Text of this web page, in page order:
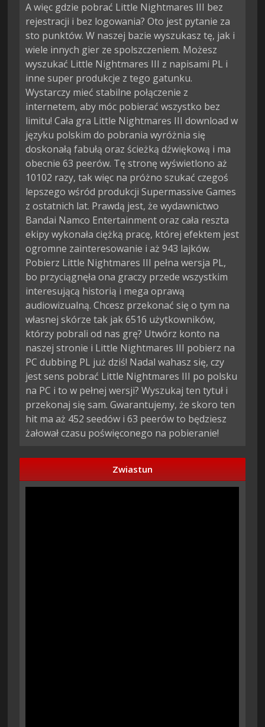
A więc gdzie pobrać Little Nightmares III bez
rejestracji i bez logowania? Oto jest pytanie za
sto punktów. W naszej bazie wyszukasz tę, jak i
wiele innych gier ze spolszczeniem. Możesz
wyszukać Little Nightmares III z napisami PL i
inne super produkcje z tego gatunku.
Wystarczy mieć stabilne połączenie z
internetem, aby móc pobierać wszystko bez
limitu! Cała gra Little Nightmares III download w
języku polskim do pobrania wyróżnia się
doskonałą fabułą oraz ścieżką dźwiękową i ma
obecnie 63 peerów. Tę stronę wyświetlono aż
10102 razy, tak więc na próżno szukać czegoś
lepszego wśród produkcji Supermassive Games
z ostatnich lat. Prawdą jest, że wydawnictwo
Bandai Namco Entertainment oraz cała reszta
ekipy wykonała ciężką pracę, której efektem jest
ogromne zainteresowanie i aż 943 lajków.
Pobierz Little Nightmares III pełna wersja PL,
bo przyciągnęła ona graczy przede wszystkim
interesującą historią i mega oprawą
audiowizualną. Chcesz przekonać się o tym na
własnej skórze tak jak 6516 użytkowników,
którzy pobrali od nas grę? Utwórz konto na
naszej stronie i Little Nightmares III pobierz na
PC dubbing PL już dziś! Nadal wahasz się, czy
jest sens pobrać Little Nightmares III po polsku
na PC i to w pełnej wersji? Wyszukaj ten tytuł i
przekonaj się sam. Gwarantujemy, że skoro ten
hit ma aż 452 seedów i 63 peerów to będziesz
żałował czasu poświęconego na pobieranie!
Zwiastun